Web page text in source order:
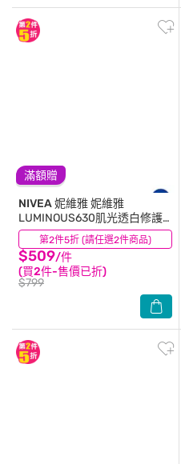
滿額贈
第2件5折 (請任選2件商品)
NIVEA 妮維雅妮維雅
LUMINOUS630肌光透白修護
精華乳100ml
$509/件
(買2件-售價已折)
$799
(5)